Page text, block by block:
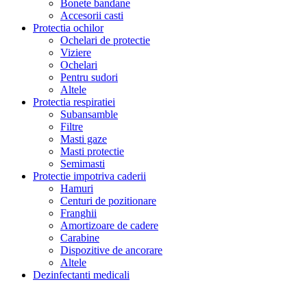
Bonete bandane
Accesorii casti
Protectia ochilor
Ochelari de protectie
Viziere
Ochelari
Pentru sudori
Altele
Protectia respiratiei
Subansamble
Filtre
Masti gaze
Masti protectie
Semimasti
Protectie impotriva caderii
Hamuri
Centuri de pozitionare
Franghii
Amortizoare de cadere
Carabine
Dispozitive de ancorare
Altele
Dezinfectanti medicali